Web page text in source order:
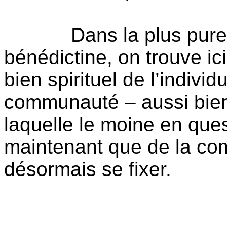
Dans la plus
bénédictine, on trouve
bien spirituel de
communauté – aussi
laquelle le moine en
maintenant que de la
désormais se fixer.